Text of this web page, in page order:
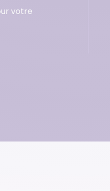
votre